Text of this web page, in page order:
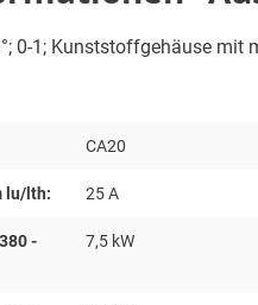
0-1; Kunststoffgehäuse mit
CA20
lu/lth: 25 A
-
7,5 kW